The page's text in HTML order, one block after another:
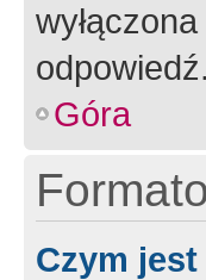
Góra
Czym